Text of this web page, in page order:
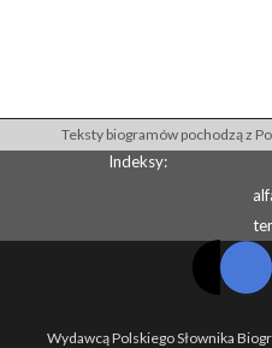
Teksty biogramów pochodzą z
Indeksy:
Wydawcą Polskiego Słownika